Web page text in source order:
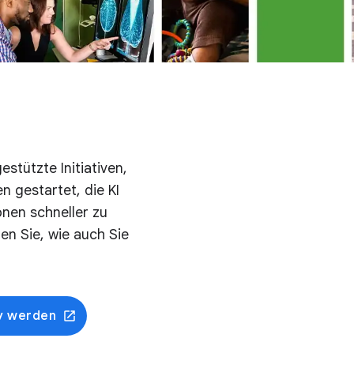
Initiativen,
gestartet, die KI
schneller zu
Sie, wie auch Sie
werden